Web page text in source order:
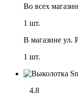
Во всех
1 шт.
В магазине ул.
1 шт.
4.8